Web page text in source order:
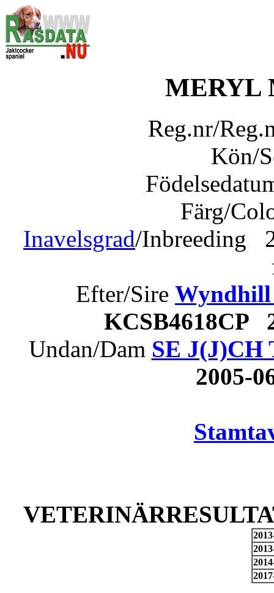
MERYL
Reg.nr/
Kön/
Färg/
Inavelsgrad/Inbreeding
Efter/Sire Wyndhill
Undan/Dam SE J(J)CH
2005-